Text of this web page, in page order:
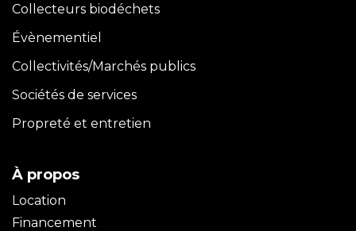
Collecteurs biodéchets
Évènementiel
Collectivités/Marchés publics
Sociétés de services
Propreté et entretien
À propos
Location
Financement